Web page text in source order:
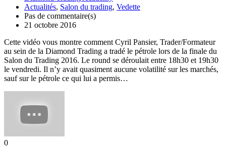
Actualités, Salon du trading, Vedette
Pas de commentaire(s)
21 octobre 2016
Cette vidéo vous montre comment Cyril Pansier, Trader/Formateur
au sein de la Diamond Trading a tradé le pétrole lors de la finale du
Salon du Trading 2016. Le round se déroulait entre 18h30 et 19h30
le vendredi. Il n’y avait quasiment aucune volatilité sur les marchés,
sauf sur le pétrole ce qui lui a permis…
0